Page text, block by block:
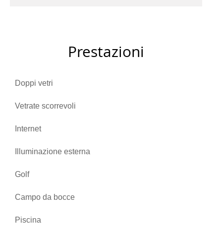
Prestazioni
Doppi vetri
Vetrate scorrevoli
Internet
Illuminazione esterna
Golf
Campo da bocce
Piscina